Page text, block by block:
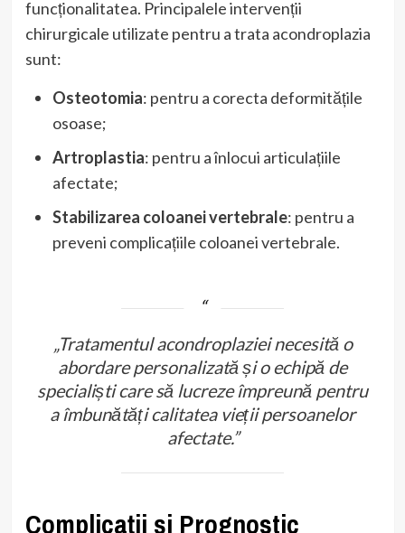
funcționalitatea. Principalele intervenții
chirurgicale utilizate pentru a trata acondroplazia
sunt:
Osteotomia: pentru a corecta deformitățile
osoase;
Artroplastia: pentru a înlocui articulațiile
afectate;
Stabilizarea coloanei vertebrale: pentru a
preveni complicațiile coloanei vertebrale.
„Tratamentul acondroplaziei necesită o
abordare personalizată și o echipă de
specialiști care să lucreze împreună pentru
a îmbunătăți calitatea vieții persoanelor
afectate.”
Complicații și Prognostic